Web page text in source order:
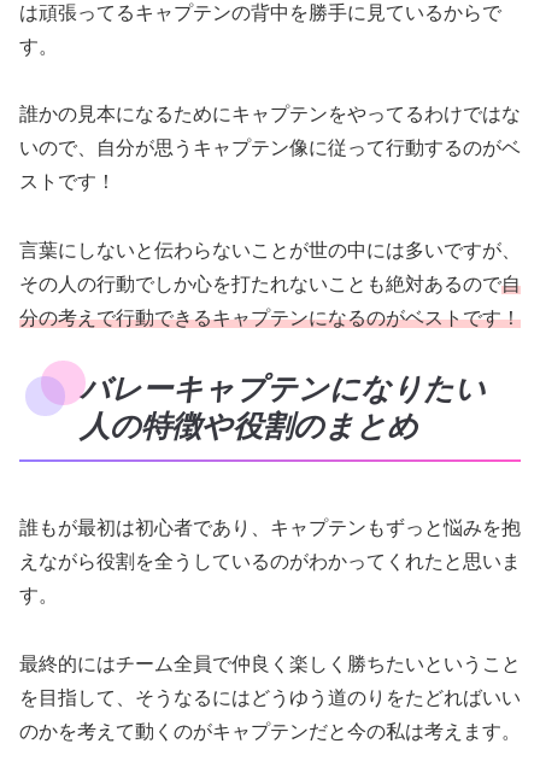
は頑張ってるキャプテンの背中を勝手に見ているからで
す。
誰かの見本になるためにキャプテンをやってるわけではな
いので、自分が思うキャプテン像に従って行動するのがベ
ストです！
言葉にしないと伝わらないことが世の中には多いですが、
その人の行動でしか心を打たれないことも絶対あるので自
分の考えで行動できるキャプテンになるのがベストです！
バレーキャプテンになりたい
人の特徴や役割のまとめ
誰もが最初は初心者であり、キャプテンもずっと悩みを抱
えながら役割を全うしているのがわかってくれたと思いま
す。
最終的にはチーム全員で仲良く楽しく勝ちたいということ
を目指して、そうなるにはどうゆう道のりをたどればいい
のかを考えて動くのがキャプテンだと今の私は考えます。